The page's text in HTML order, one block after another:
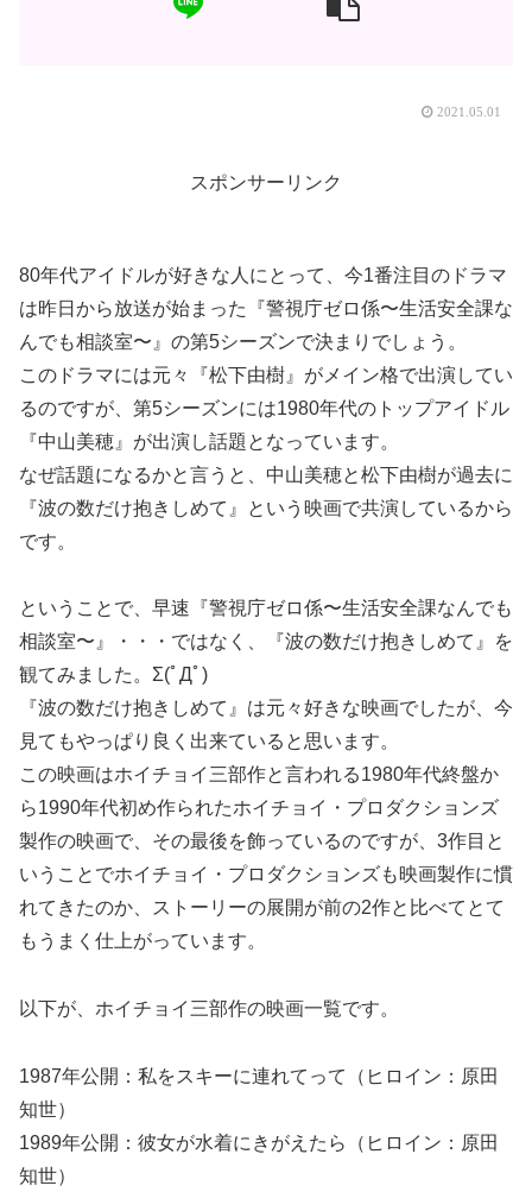
2021.05.01
スポンサーリンク
80年代アイドルが好きな人にとって、今1番注目のドラマ
は昨日から放送が始まった『警視庁ゼロ係〜生活安全課な
んでも相談室〜』の第5シーズンで決まりでしょう。
このドラマには元々『松下由樹』がメイン格で出演してい
るのですが、第5シーズンには1980年代のトップアイドル
『中山美穂』が出演し話題となっています。
なぜ話題になるかと言うと、中山美穂と松下由樹が過去に
『波の数だけ抱きしめて』という映画で共演しているから
です。
ということで、早速『警視庁ゼロ係〜生活安全課なんでも
相談室〜』・・・ではなく、『波の数だけ抱きしめて』を
観てみました。Σ(ﾟДﾟ)
『波の数だけ抱きしめて』は元々好きな映画でしたが、今
見てもやっぱり良く出来ていると思います。
この映画はホイチョイ三部作と言われる1980年代終盤か
ら1990年代初め作られたホイチョイ・プロダクションズ
製作の映画で、その最後を飾っているのですが、3作目と
いうことでホイチョイ・プロダクションズも映画製作に慣
れてきたのか、ストーリーの展開が前の2作と比べてとて
もうまく仕上がっています。
以下が、ホイチョイ三部作の映画一覧です。
1987年公開：私をスキーに連れてって（ヒロイン：原田
知世）
1989年公開：彼女が水着にきがえたら（ヒロイン：原田
知世）